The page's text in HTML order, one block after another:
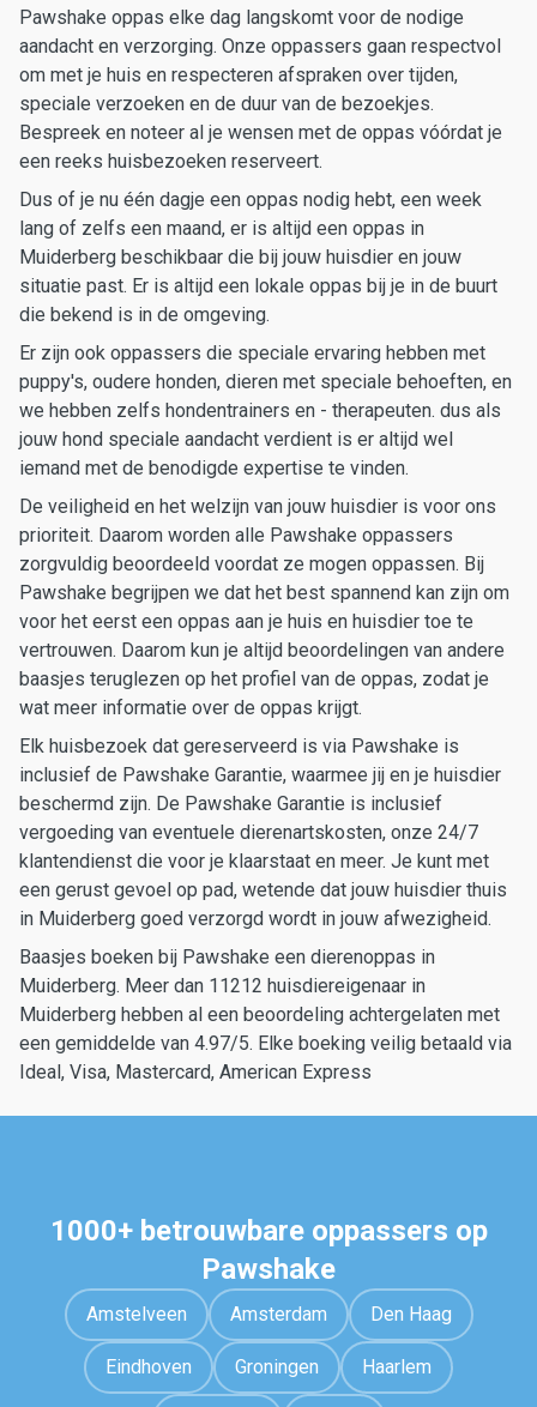
Pawshake oppas elke dag langskomt voor de nodige
aandacht en verzorging. Onze oppassers gaan respectvol
om met je huis en respecteren afspraken over tijden,
speciale verzoeken en de duur van de bezoekjes.
Bespreek en noteer al je wensen met de oppas vóórdat je
een reeks huisbezoeken reserveert.
Dus of je nu één dagje een oppas nodig hebt, een week
lang of zelfs een maand, er is altijd een oppas in
Muiderberg beschikbaar die bij jouw huisdier en jouw
situatie past. Er is altijd een lokale oppas bij je in de buurt
die bekend is in de omgeving.
Er zijn ook oppassers die speciale ervaring hebben met
puppy's, oudere honden, dieren met speciale behoeften, en
we hebben zelfs hondentrainers en - therapeuten. dus als
jouw hond speciale aandacht verdient is er altijd wel
iemand met de benodigde expertise te vinden.
De veiligheid en het welzijn van jouw huisdier is voor ons
prioriteit. Daarom worden alle Pawshake oppassers
zorgvuldig beoordeeld voordat ze mogen oppassen. Bij
Pawshake begrijpen we dat het best spannend kan zijn om
voor het eerst een oppas aan je huis en huisdier toe te
vertrouwen. Daarom kun je altijd beoordelingen van andere
baasjes teruglezen op het profiel van de oppas, zodat je
wat meer informatie over de oppas krijgt.
Elk huisbezoek dat gereserveerd is via Pawshake is
inclusief de Pawshake Garantie, waarmee jij en je huisdier
beschermd zijn. De Pawshake Garantie is inclusief
vergoeding van eventuele dierenartskosten, onze 24/7
klantendienst die voor je klaarstaat en meer. Je kunt met
een gerust gevoel op pad, wetende dat jouw huisdier thuis
in Muiderberg goed verzorgd wordt in jouw afwezigheid.
Baasjes boeken bij Pawshake een dierenoppas in
Muiderberg. Meer dan 11212 huisdiereigenaar in
Muiderberg hebben al een beoordeling achtergelaten met
een gemiddelde van 4.97/5. Elke boeking veilig betaald via
Ideal, Visa, Mastercard, American Express
1000+ betrouwbare oppassers op
Pawshake
Amstelveen Amsterdam Den Haag
Eindhoven Groningen Haarlem